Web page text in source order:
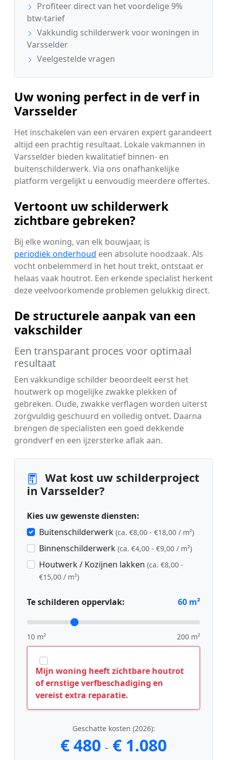
Profiteer direct van het voordelige 9%
btw-tarief
Vakkundig schilderwerk voor woningen in
Varsselder
Veelgestelde vragen
Uw woning perfect in de verf in
Varsselder
Het inschakelen van een ervaren expert garandeert
altijd een prachtig resultaat. Lokale vakmannen in
Varsselder bieden kwalitatief binnen- en
buitenschilderwerk. Via ons onafhankelijke
platform vergelijkt u eenvoudig meerdere offertes.
Vertoont uw schilderwerk
zichtbare gebreken?
Bij elke woning, van elk bouwjaar, is
periodiek onderhoud een absolute noodzaak. Als
vocht onbelemmerd in het hout trekt, ontstaat er
helaas vaak houtrot. Een erkende specialist herkent
deze veelvoorkomende problemen gelukkig direct.
De structurele aanpak van een
vakschilder
Een transparant proces voor optimaal
resultaat
Een vakkundige schilder beoordeelt eerst het
houtwerk op mogelijke zwakke plekken of
gebreken. Oude, zwakke verflagen worden uiterst
zorgvuldig geschuurd en volledig ontvet. Daarna
brengen de specialisten een goed dekkende
grondverf en een ijzersterke aflak aan.
Wat kost uw schilderproject
in Varsselder?
Kies uw gewenste diensten:
Buitenschilderwerk (ca. €8,00 - €18,00 / m²)
Binnenschilderwerk (ca. €4,00 - €9,00 / m²)
Houtwerk / Kozijnen lakken (ca. €8,00 -
€15,00 / m²)
Te schilderen oppervlak: 60 m²
10 m² 200 m²
Mijn woning heeft zichtbare houtrot
of ernstige verfbeschadiging en
vereist extra reparatie.
Geschatte kosten (2026):
€ 480 - € 1.080